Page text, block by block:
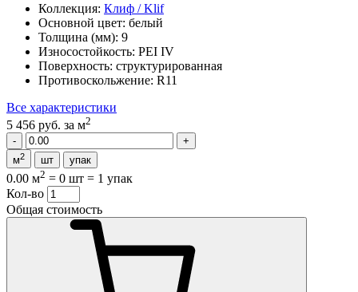
Коллекция: Клиф / Klif
Основной цвет: белый
Толщина (мм): 9
Износостойкость: PEI IV
Поверхность: структурированная
Противоскольжение: R11
Все характеристики
5 456 руб. за м2
м2 шт упак
0.00 м2 = 0 шт = 1 упак
Кол-во
Общая стоимость